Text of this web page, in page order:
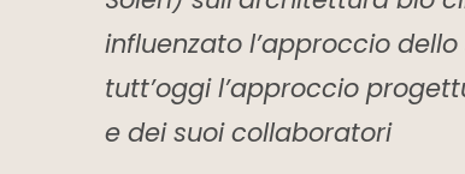
influenzato l’approccio
tutt’oggi l’approccio
e dei suoi collaboratori